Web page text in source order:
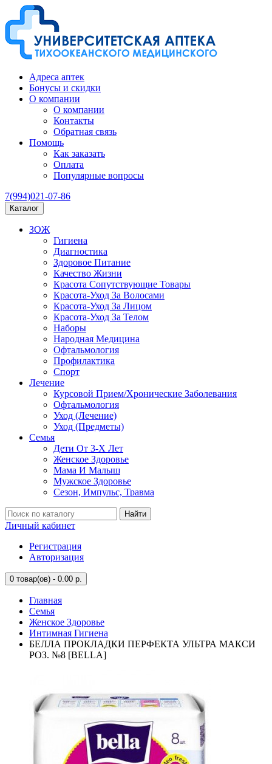
Адреса аптек
Бонусы и скидки
О компании
О компании
Контакты
Обратная связь
Помощь
Как заказать
Оплата
Популярные вопросы
7(994)021-07-86
Каталог
ЗОЖ
Гигиена
Диагностика
Здоровое Питание
Качество Жизни
Красота Сопутствующие Товары
Красота-Уход За Волосами
Красота-Уход За Лицом
Красота-Уход За Телом
Наборы
Народная Медицина
Офтальмология
Профилактика
Спорт
Лечение
Курсовой Прием/Хронические Заболевания
Офтальмология
Уход (Лечение)
Уход (Предметы)
Семья
Дети От 3-Х Лет
Женское Здоровье
Мама И Малыш
Мужское Здоровье
Сезон, Импульс, Травма
Найти
Личный кабинет
Регистрация
Авторизация
0 товар(ов) - 0.00 р.
Главная
Семья
Женское Здоровье
Интимная Гигиена
БЕЛЛА ПРОКЛАДКИ ПЕРФЕКТА УЛЬТРА МАКСИ
РОЗ. №8 [BELLA]